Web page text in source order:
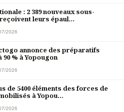
: 2 389 nouveaux sous-
leurs épaul...
2026
annonce des préparatifs
% à Yopougon
2026
de 5400 éléments des forces de
à Yopou...
2026